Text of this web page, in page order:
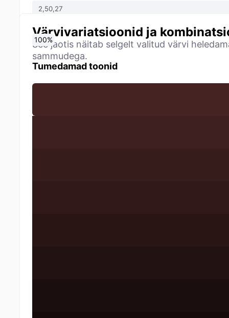
Värvivariatsioonid ja
See jaotis näitab selgelt valitud värvi
sammudega.
Tumedamad toonid
0%
10%
20%
30%
40%
50%
60%
70%
80%
90%
100%